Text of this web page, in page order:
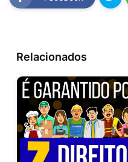
Relacionados